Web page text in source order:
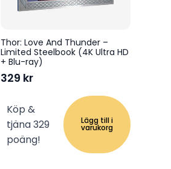
Thor: Love And Thunder –
Limited Steelbook (4K Ultra HD
+ Blu-ray)
329 kr
Köp &
tjäna 329
poäng!
Lägg till i
varukorg